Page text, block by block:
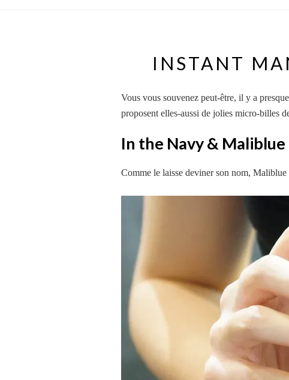
INSTANT
Vous vous souvenez peut-être, il y a
proposent elles-aussi de jolies micro-billes
In the Navy &
Comme le laisse deviner son nom,